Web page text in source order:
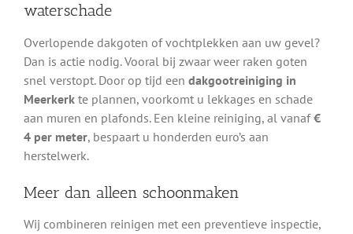
waterschade
Overlopende dakgoten of vochtplekken aan uw gevel?
Dan is actie nodig. Vooral bij zwaar weer raken goten
snel verstopt. Door op tijd een dakgootreiniging in
Meerkerkte plannen, voorkomt u lekkages en schade
aan muren en plafonds. Een kleine reiniging, al vanaf€
4 per meter, bespaart u honderden euro’s aan
herstelwerk.
Meer dan alleen schoonmaken
Wij combineren reinigen met een preventieve inspectie,